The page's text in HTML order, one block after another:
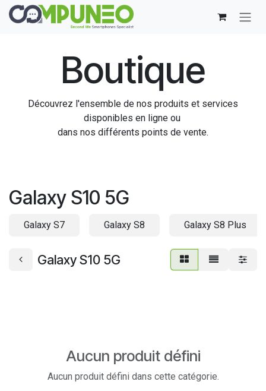
Se rendre au contenu
Boutique
Découvrez l'ensemble de nos produits et services
disponibles en ligne ou
dans nos différents points de vente.
Galaxy S10 5G
Galaxy S7 Galaxy S8 Galaxy S8 Plus
Galaxy S10 5G
Aucun produit défini
Aucun produit défini dans cette catégorie.